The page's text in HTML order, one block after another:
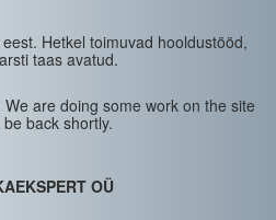
Hetkel toimuvad hooldustööd,
taas avatud.
are doing some work on the site
back shortly.
OÜ